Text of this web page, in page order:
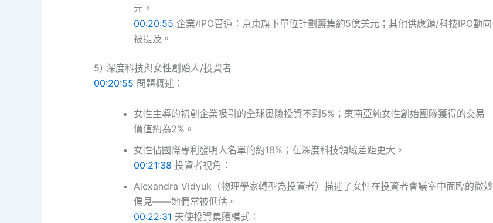
元。
00:20:55 企業/IPO管道：京東旗下單位計劃籌集約5億美元；其他供應鏈/科技IPO動向
被提及。
5) 深度科技與女性創始人/投資者
00:20:55 問題概述：
女性主導的初創企業吸引的全球風險投資不到5%；東南亞純女性創始團隊獲得的交易
價值約為2%。
女性佔國際專利發明人名單的約18%；在深度科技領域差距更大。
00:21:38 投資者視角：
Alexandra Vidyuk（物理學家轉型為投資者）描述了女性在投資者會議室中面臨的微妙
偏見——她們常被低估。
00:22:31 天使投資集體模式：